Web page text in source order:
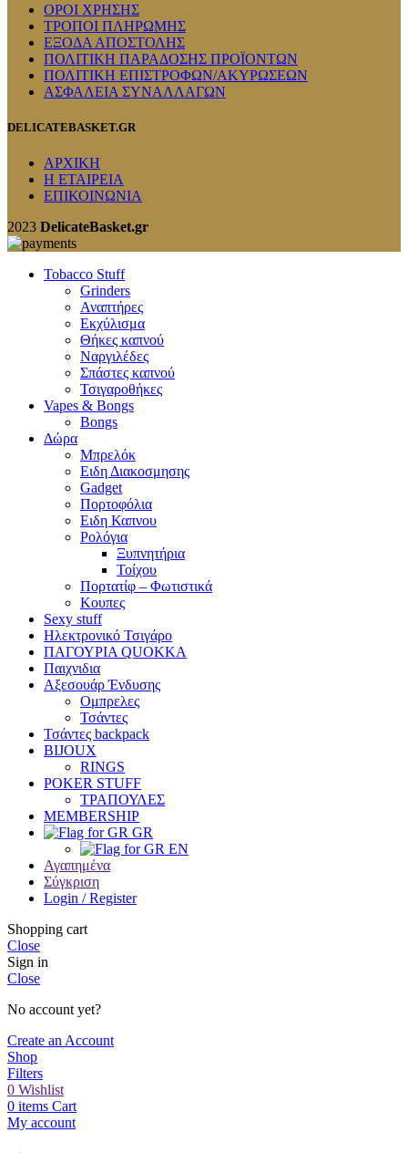
ΟΡΟΙ ΧΡΗΣΗΣ
ΤΡΟΠΟΙ ΠΛΗΡΩΜΗΣ
ΕΞΟΔΑ ΑΠΟΣΤΟΛΗΣ
ΠΟΛΙΤΙΚΗ ΠΑΡΑΔΟΣΗΣ ΠΡΟΪΟΝΤΩΝ
ΠΟΛΙΤΙΚΗ ΕΠΙΣΤΡΟΦΩΝ/ΑΚΥΡΩΣΕΩΝ
ΑΣΦΑΛΕΙΑ ΣΥΝΑΛΛΑΓΩΝ
DELICATEBASKET.GR
ΑΡΧΙΚΗ
Η ΕΤΑΙΡΕΙΑ
ΕΠΙΚΟΙΝΩΝΙΑ
2023 DelicateBasket.gr
Tobacco Stuff
Grinders
Αναπτήρες
Εκχύλισμα
Θήκες καπνού
Ναργιλέδες
Σπάστες καπνού
Τσιγαροθήκες
Vapes & Bongs
Bongs
Δώρα
Μπρελόκ
Eιδη Διακοσμησης
Gadget
Πορτοφόλια
Ειδη Καπνου
Ρολόγια
Ξυπνητήρια
Τοίχου
Πορτατίφ – Φωτιστικά
Κουπες
Sexy stuff
Ηλεκτρονικό Τσιγάρο
ΠΑΓΟΥΡΙΑ QUOKKA
Παιχνιδια
Αξεσουάρ Ένδυσης
Oμπρελες
Τσάντες
Τσάντες backpack
BIJOUX
RINGS
POKER STUFF
ΤΡΑΠΟΥΛΕΣ
MEMBERSHIP
GR
EN
Αγαπημένα
Σύγκριση
Login / Register
Shopping cart
Close
Sign in
Close
No account yet?
Create an Account
Shop
Filters
0 Wishlist
0 items Cart
My account